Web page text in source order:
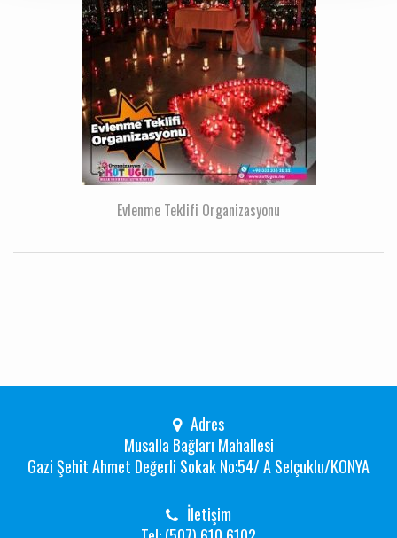
Evlenme Teklifi Organizasyonu
Adres
Musalla Bağları Mahallesi
Gazi Şehit Ahmet Değerli Sokak No:54/ A Selçuklu/KONYA
İletişim